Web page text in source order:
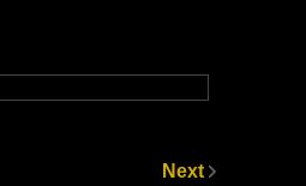
Next